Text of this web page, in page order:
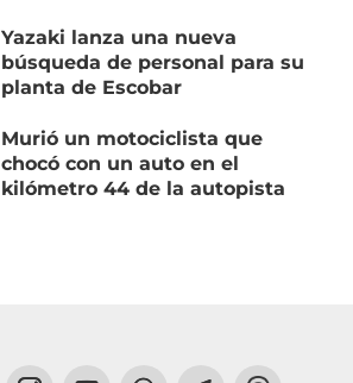
Yazaki lanza una nueva
búsqueda de personal para su
planta de Escobar
Murió un motociclista que
chocó con un auto en el
kilómetro 44 de la autopista